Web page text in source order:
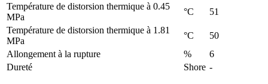
Température de distorsion thermique à 0.45
MPa
°C
51
Température de distorsion thermique à 1.81
MPa
°C
50
Allongement à la rupture
%
6
Dureté
Shore -